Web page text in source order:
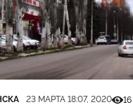
23 МАРТА 18:07, 2020 16